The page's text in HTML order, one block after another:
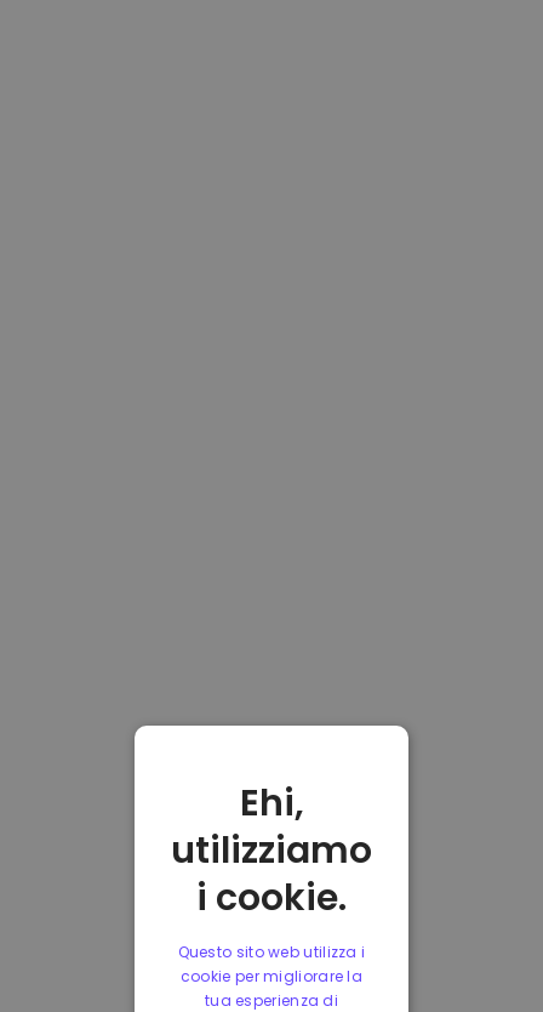
Ehi,
utilizziamo
i cookie.
Questo sito web utilizza i
cookie per migliorare la
tua esperienza di